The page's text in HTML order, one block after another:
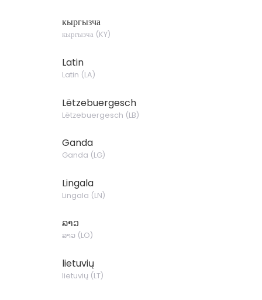
кыргызча
кыргызча (KY)
Latin
Latin (LA)
Lëtzebuergesch
Lëtzebuergesch (LB)
Ganda
Ganda (LG)
Lingala
Lingala (LN)
ລາວ
ລາວ (LO)
lietuvių
lietuvių (LT)